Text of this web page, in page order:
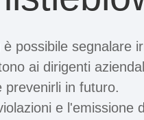
possibile segnalare
ai dirigenti
prevenirli in futuro.
e